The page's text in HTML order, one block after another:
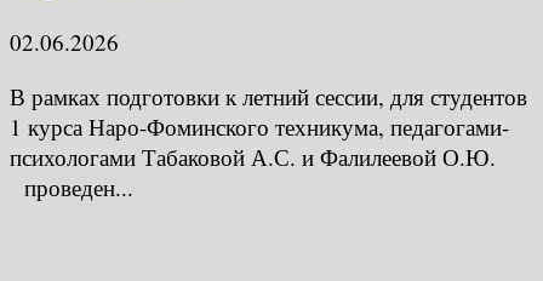
02.06.2026
В рамках подготовки к летний сессии, для студентов
1 курса Наро-Фоминского техникума, педагогами-
психологами Табаковой А.С. и Фалилеевой О.Ю.
проведен...